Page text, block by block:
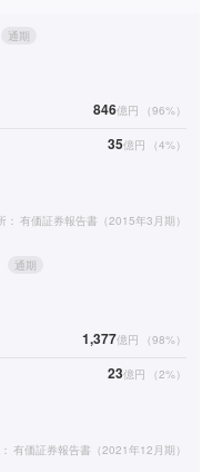
通期
846億円 （96%）
35億円 （4%）
： 有価証券報告書（2015年3月期）
通期
1,377億円 （98%）
23億円 （2%）
有価証券報告書（2021年12月期）